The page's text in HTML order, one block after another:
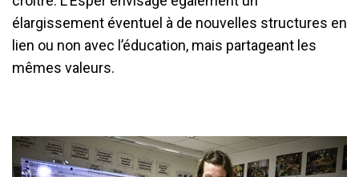
élargissement éventuel à de nouvelles structures en
lien ou non avec l’éducation, mais partageant les
mêmes valeurs.